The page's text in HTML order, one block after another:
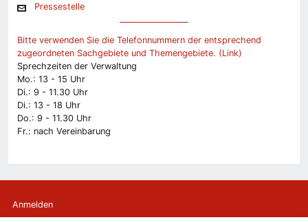
Pressestelle
Bitte verwenden Sie die Telefonnummern der entsprechend
zugeordneten Sachgebiete und Themengebiete. (Link)
Sprechzeiten der Verwaltung
Mo.: 13 - 15 Uhr
Di.: 9 - 11.30 Uhr
Di.: 13 - 18 Uhr
Do.: 9 - 11.30 Uhr
Fr.: nach Vereinbarung
Anmelden